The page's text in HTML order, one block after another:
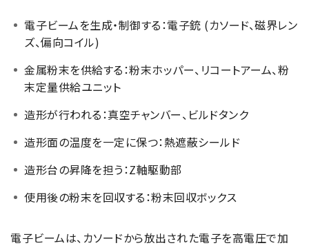
電子ビームを生成・制御する：電子銃 (カソード、磁界レン
ズ、偏向コイル)
金属粉末を供給する：粉末ホッパー、リコートアーム、粉
末定量供給ユニット
造形が行われる：真空チャンバー、ビルドタンク
造形面の温度を一定に保つ：熱遮蔽シールド
造形台の昇降を担う：Z軸駆動部
使用後の粉末を回収する：粉末回収ボックス
電子ビームは、カソードから放出された電子を高電圧で加